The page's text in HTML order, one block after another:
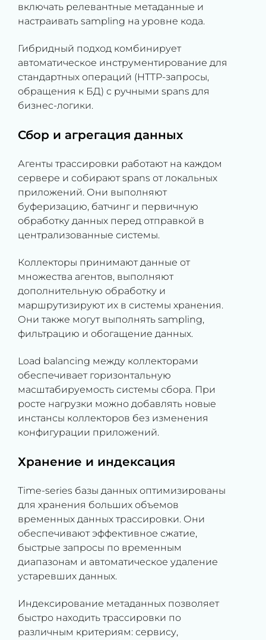
включать релевантные метаданные и
настраивать sampling на уровне кода.
Гибридный подход комбинирует
автоматическое инструментирование для
стандартных операций (HTTP-запросы,
обращения к БД) с ручными spans для
бизнес-логики.
Сбор и агрегация данных
Агенты трассировки работают на каждом
сервере и собирают spans от локальных
приложений. Они выполняют
буферизацию, батчинг и первичную
обработку данных перед отправкой в
централизованные системы.
Коллекторы принимают данные от
множества агентов, выполняют
дополнительную обработку и
маршрутизируют их в системы хранения.
Они также могут выполнять sampling,
фильтрацию и обогащение данных.
Load balancing между коллекторами
обеспечивает горизонтальную
масштабируемость системы сбора. При
росте нагрузки можно добавлять новые
инстансы коллекторов без изменения
конфигурации приложений.
Хранение и индексация
Time-series базы данных оптимизированы
для хранения больших объемов
временных данных трассировки. Они
обеспечивают эффективное сжатие,
быстрые запросы по временным
диапазонам и автоматическое удаление
устаревших данных.
Индексирование метаданных позволяет
быстро находить трассировки по
различным критериям: сервису,